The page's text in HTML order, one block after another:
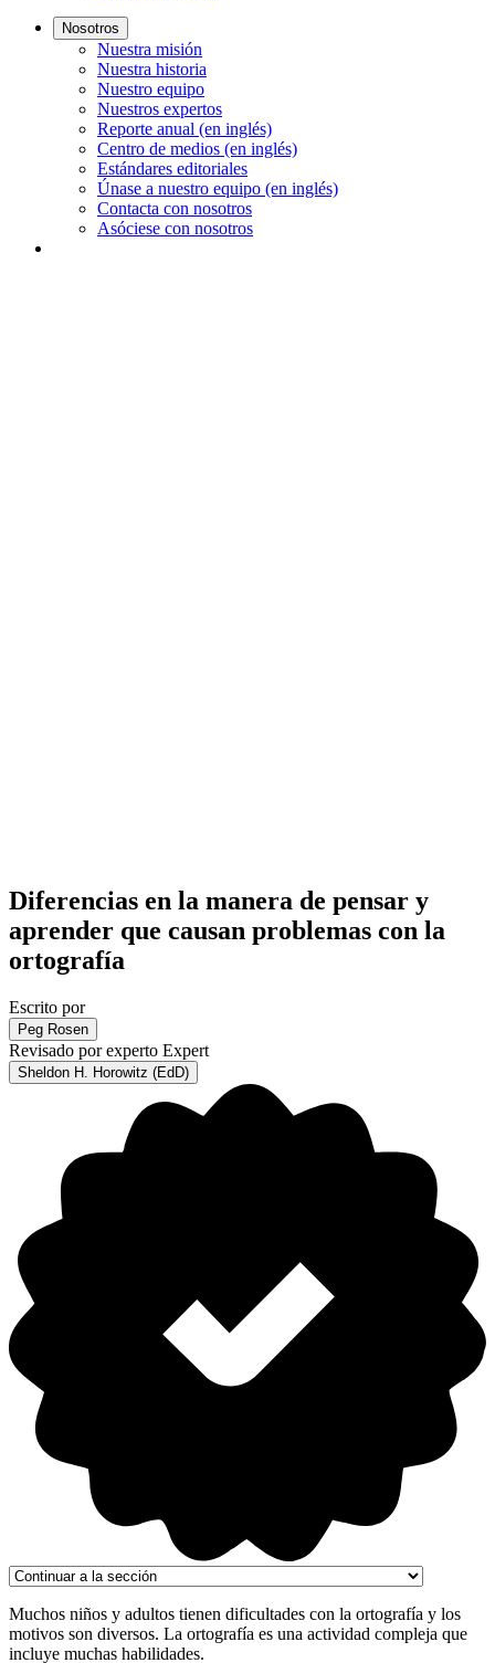
Nosotros
Nuestra misión
Nuestra historia
Nuestro equipo
Nuestros expertos
Reporte anual (en inglés)
Centro de medios (en inglés)
Estándares editoriales
Únase a nuestro equipo (en inglés)
Contacta con nosotros
Asóciese con nosotros
Diferencias en la manera de pensar y
aprender que causan problemas con la
ortografía
Escrito por
Peg Rosen
Revisado por experto Expert
Sheldon H. Horowitz (EdD)
Muchos niños y adultos tienen dificultades con la ortografía y los
motivos son diversos. La ortografía es una actividad compleja que
incluye muchas habilidades.